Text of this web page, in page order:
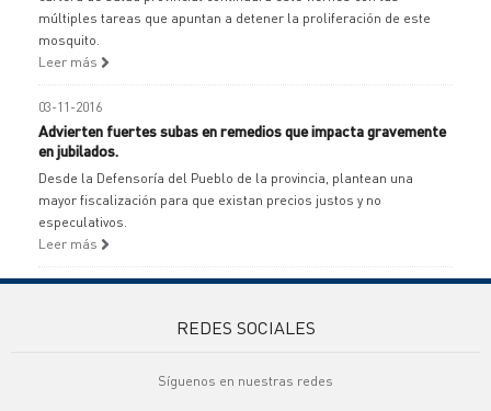
múltiples tareas que apuntan a detener la proliferación de este
mosquito.
Leer más
03-11-2016
Advierten fuertes subas en remedios que impacta gravemente
en jubilados.
Desde la Defensoría del Pueblo de la provincia, plantean una
mayor fiscalización para que existan precios justos y no
especulativos.
Leer más
REDES SOCIALES
Síguenos en nuestras redes